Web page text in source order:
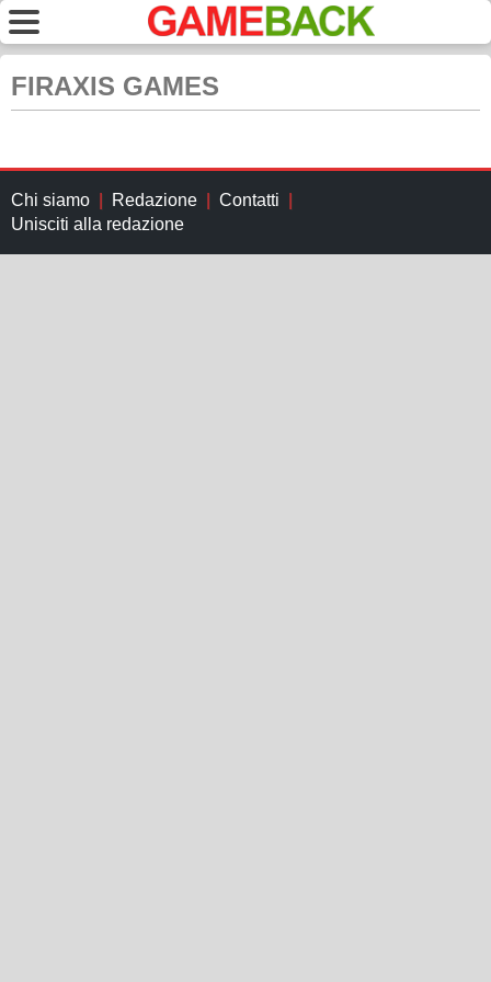
FIRAXIS GAMES
Chi siamo Redazione
Contatti
Unisciti alla redazione